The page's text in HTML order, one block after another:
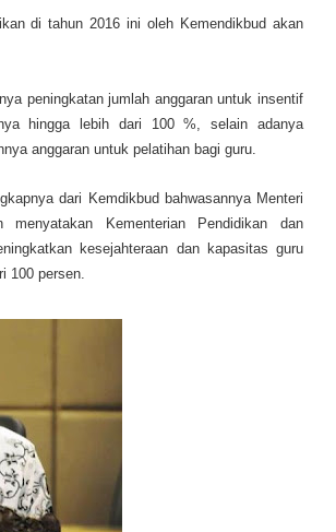
di tahun 2016 ini oleh Kemendikbud akan
peningkatan jumlah anggaran untuk insentif
hingga lebih dari 100 %, selain adanya
anggaran untuk pelatihan bagi guru.
dari Kemdikbud bahwasannya Menteri
menyatakan Kementerian Pendidikan dan
kesejahteraan dan kapasitas guru
100 persen.